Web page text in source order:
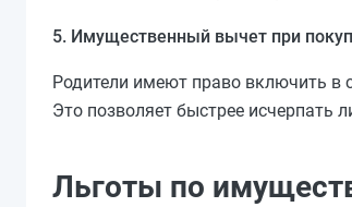
5. Имущественный вычет при
Родители имеют право включить в
Это позволяет быстрее исчерпать
Льготы по